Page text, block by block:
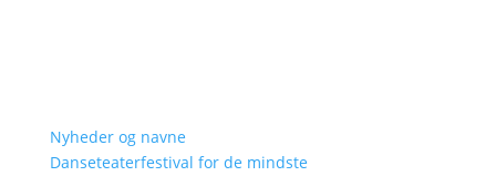
Nyheder og navne
Danseteaterfestival for de mindste